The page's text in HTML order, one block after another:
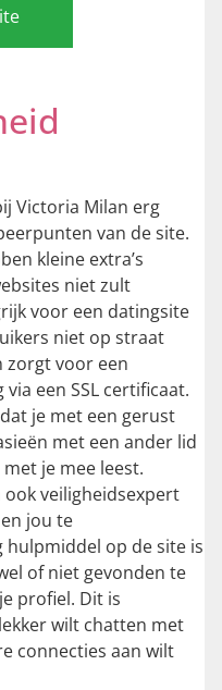
Victoria Milan erg
van de site.
kleine extra’s
niet zult
voor een datingsite
niet op straat
zorgt voor een
een SSL certificaat.
je met een gerust
met een ander lid
je mee leest.
veiligheidsexpert
jou te
op de site is
of niet gevonden te
profiel. Dit is
wilt chatten met
connecties aan wilt